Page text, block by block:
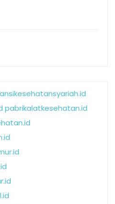
pabrikalatkesehatan.id